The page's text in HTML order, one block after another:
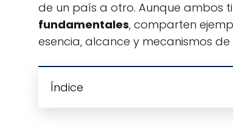
de un país a otro. Aunque ambos
fundamentales, comparten
esencia, alcance y mecanismos
Índice